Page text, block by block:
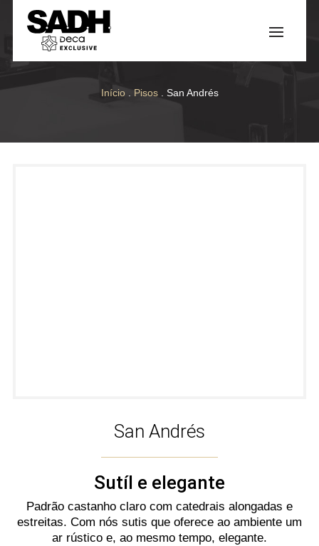
Início. Pisos. San Andrés
San Andrés
Sutíl e elegante
Padrão castanho claro com catedrais alongadas e
estreitas. Com nós sutis que oferece ao ambiente um
ar rústico e, ao mesmo tempo, elegante.